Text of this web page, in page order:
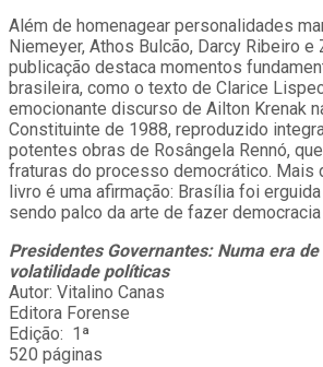
Além de homenagear personalidades
Niemeyer, Athos Bulcão, Darcy Ribeiro e
publicação destaca momentos
brasileira, como o texto de Clarice
emocionante discurso de Ailton Krenak
Constituinte de 1988, reproduzido
potentes obras de Rosângela Rennó,
fraturas do processo democrático. Mais
livro é uma afirmação: Brasília foi
sendo palco da arte de fazer
Presidentes Governantes: Numa era
volatilidade políticas
Autor: Vitalino Canas
Editora ‏Forense
Edição: ‎ 1ª
520 páginas